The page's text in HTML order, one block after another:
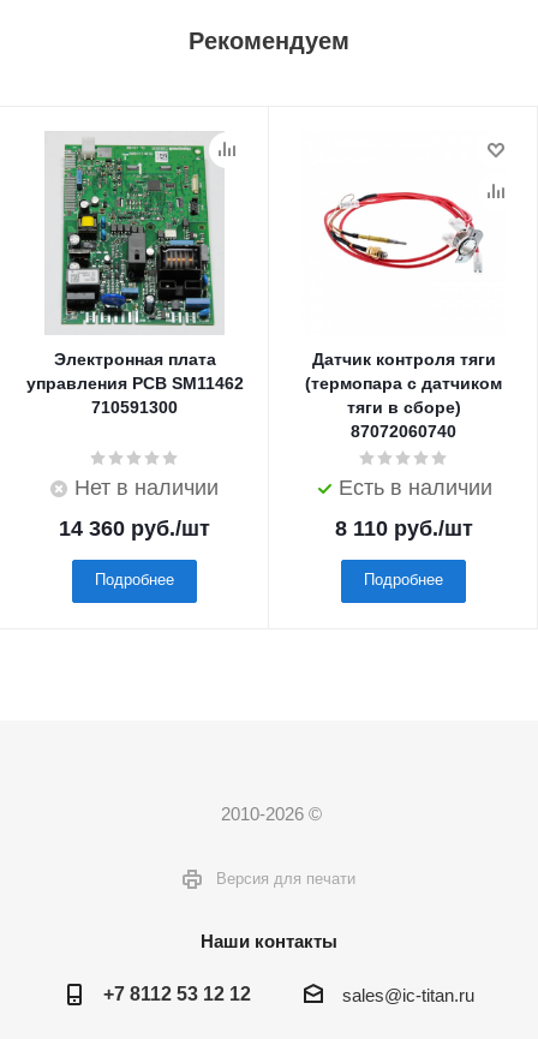
Рекомендуем
Электронная плата
управления PCB SM11462
710591300
Нет в наличии
14 360 руб./шт
Подробнее
Датчик контроля тяги
(термопара с датчиком
тяги в сборе)
87072060740
Есть в наличии
8 110руб./шт
Подробнее
2010-2026 ©
Версия для печати
Наши контакты
+7 8112 53 12 12 sales@ic-titan.ru